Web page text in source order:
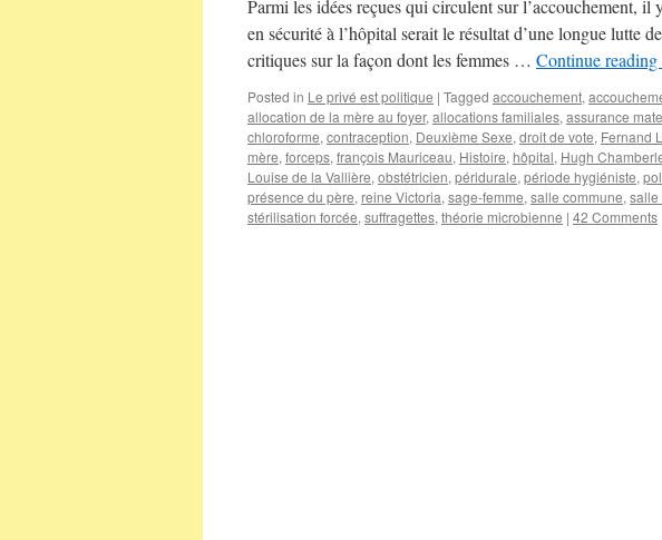
Parmi les idées reçues qui circulent sur l’accouchement, il
en sécurité à l’hôpital serait le résultat d’une longue lutte
critiques sur la façon dont les femmes … Continue reading
Posted in Le privé est politique | Tagged accouchement,
allocation de la mère au foyer, allocations familiales, assurance
chloroforme, contraception, Deuxième Sexe, droit de vote, Fernand
mère, forceps, françois Mauriceau, Histoire, hôpital, Hugh
Louise de la Vallière, obstétricien, péridurale, période hygiéniste,
présence du père, reine Victoria, sage-femme, salle commune, salle
stérilisation forcée, suffragettes, théorie microbienne | 42 Comments